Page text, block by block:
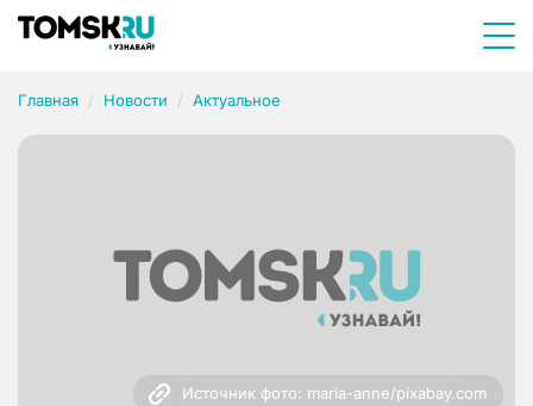
Главная Новости Актуальное
Источник фото: maria-anne/pixabay.com